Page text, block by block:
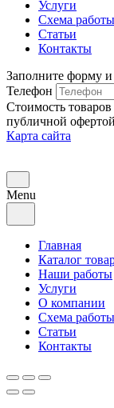
Услуги
Схема работы
Статьи
Контакты
Заполните форму
Телефон
Стоимость товаров
публичной
Карта сайта
Menu
Главная
Каталог
Наши работы
Услуги
О компании
Схема работы
Статьи
Контакты